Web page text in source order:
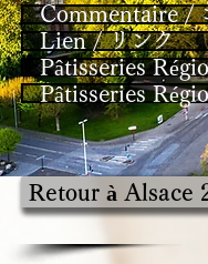
Commentaire /
Lien / リンク
Pâtisseries
Pâtisseries
Retour à Alsace